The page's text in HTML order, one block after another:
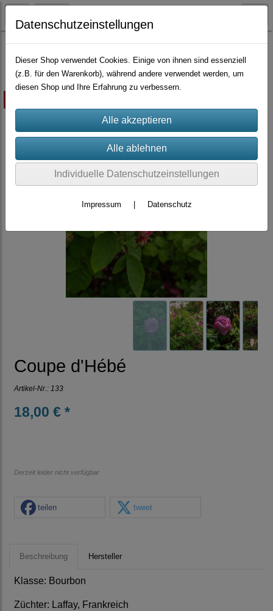
Container-Rosen
Coupe d'Hébé
Artikel-Nr.: 133
18,00 € *
Derzeit leider nicht verfügbar
teilen tweet
Beschreibung Hersteller
Klasse: Bourbon
Züchter: Laffay, Frankreich
Datenschutzeinstellungen
Dieser Shop verwendet Cookies. Einige von ihnen sind essenziell
(z.B. für den Warenkorb), während andere verwendet werden, um
diesen Shop und Ihre Erfahrung zu verbessern.
Individuelle Datenschutzeinstellungen
Impressum Datenschutz